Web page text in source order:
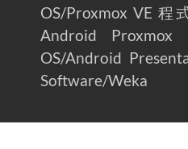
OS/Proxmox VE 程
Android
Proxmox
OS/Android
Software/Weka